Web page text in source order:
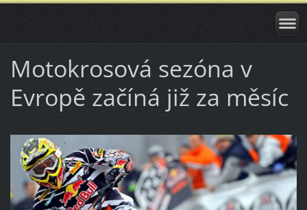
Motokrosová sezóna v
Evropě začíná již za měsíc